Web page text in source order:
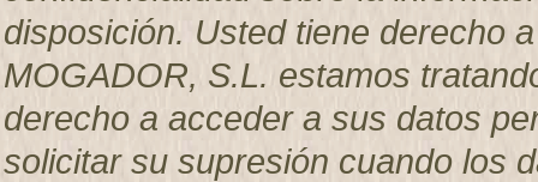
disposición. Usted tiene derecho
MOGADOR, S.L. estamos
derecho a acceder a sus datos
solicitar su supresión cuando los